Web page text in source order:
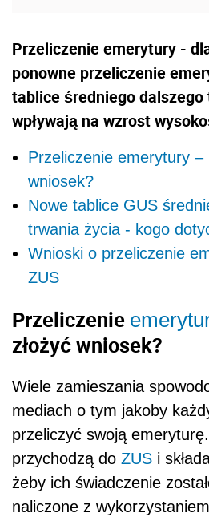
Przeliczenie emerytury -
ponowne przeliczenie
tablice średniego dalszego
wpływają na wzrost
Przeliczenie emerytury –
wniosek?
Nowe tablice GUS
trwania życia - kogo
Wnioski o przeliczenie
ZUS
Przeliczenie
złożyć wniosek?
Wiele zamieszania
mediach o tym jakoby
przeliczyć swoją
przychodzą do ZUS i
żeby ich świadczenie
naliczone z